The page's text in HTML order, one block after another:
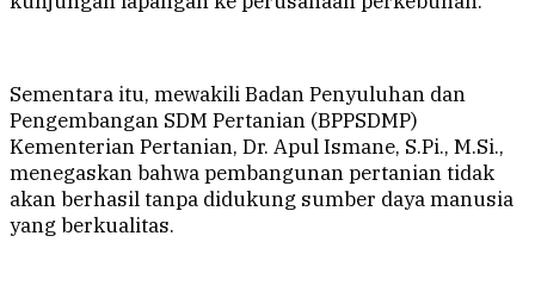
Sementara itu, mewakili Badan Penyuluhan dan
Pengembangan SDM Pertanian (BPPSDMP)
Kementerian Pertanian, Dr. Apul Ismane, S.Pi., M.Si.,
menegaskan bahwa pembangunan pertanian tidak
akan berhasil tanpa didukung sumber daya manusia
yang berkualitas.